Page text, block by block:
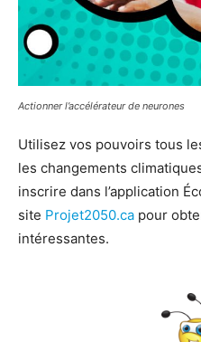
Actionner l’accélérateur de neurones
Utilisez vos pouvoirs tous
les changements
inscrire dans l’application
site Projet2050.ca pour
intéressantes.